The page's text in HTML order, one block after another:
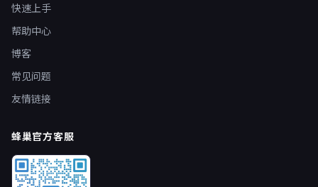
快速上手
帮助中心
博客
常见问题
友情链接
蜂巢官方客服